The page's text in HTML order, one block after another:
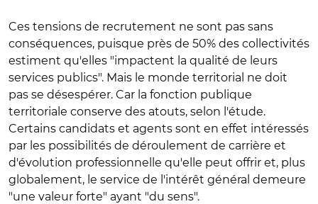
Ces tensions de recrutement ne sont pas sans
conséquences, puisque près de 50% des collectivités
estiment qu'elles "impactent la qualité de leurs
services publics". Mais le monde territorial ne doit
pas se désespérer. Car la fonction publique
territoriale conserve des atouts, selon l'étude.
Certains candidats et agents sont en effet intéressés
par les possibilités de déroulement de carrière et
d'évolution professionnelle qu'elle peut offrir et, plus
globalement, le service de l'intérêt général demeure
"une valeur forte" ayant "du sens".